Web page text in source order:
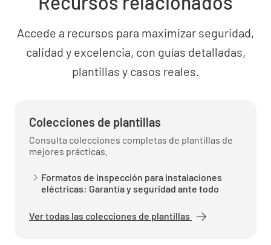
significativa (por ejemplo, cables
defectuosos, equipo dañado, etc.)
AÑADIR FOTO
Descripción
Finalización
Accede a recursos para maximizar seguridad,
calidad y excelencia, con guías detalladas,
plantillas y casos reales.
Colecciones de plantillas
Consulta colecciones completas de plantillas de
mejores prácticas.
Formatos de inspección para instalaciones
eléctricas: Garantía y seguridad ante todo
Ver todas las colecciones de plantillas